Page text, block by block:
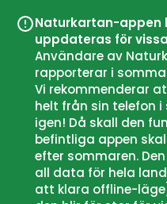
Naturkartan-appen
uppdateras för
Användare av
rapporterar i
Vi rekommenderar
helt från sin telefon
igen! Då skall den
befintliga appen
efter sommaren.
all data för hela
att klara offline-